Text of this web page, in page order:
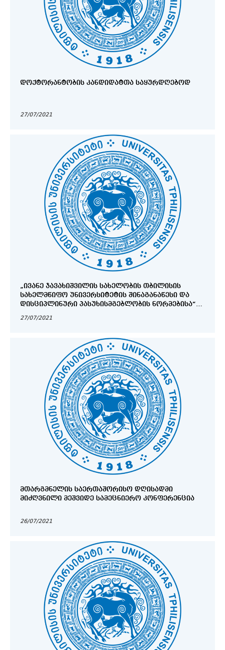
ᲓᲝᲥᲢᲝᲠᲐᲜᲢᲝᲑᲘᲡ ᲙᲐᲜᲓᲘᲓᲐᲢᲗᲐ ᲡᲐᲧᲣᲠᲓᲦᲔᲑᲝᲓ
27/07/2021
„ᲘᲕᲐᲜᲔ ᲯᲐᲕᲐᲮᲘᲨᲕᲘᲚᲘᲡ ᲡᲐᲮᲔᲚᲝᲑᲘᲡ ᲗᲑᲘᲚᲘᲡᲘᲡ
ᲡᲐᲮᲔᲚᲛᲬᲘᲤᲝ ᲣᲜᲘᲕᲔᲠᲡᲘᲢᲔᲢᲘᲡ ᲨᲘᲜᲐᲒᲐᲜᲐᲬᲔᲡᲘ ᲓᲐ
ᲓᲘᲡᲪᲘᲞᲚᲘᲜᲣᲠᲘ ᲞᲐᲡᲣᲮᲘᲡᲛᲒᲔᲑᲚᲝᲑᲘᲡ ᲜᲝᲠᲛᲔᲑᲘᲡᲐ“
ᲗᲑᲘᲚᲘᲡᲘᲡ ᲡᲐᲮᲔᲚᲛᲬᲘᲤᲝ ᲣᲜᲘᲕᲔᲠᲡᲘᲢᲔᲢᲘᲡ ᲔᲗᲘᲙᲘᲡ
27/07/2021
ᲛᲗᲐᲠᲒᲛᲜᲔᲚᲘᲡ ᲡᲐᲔᲠᲗᲐᲨᲝᲠᲘᲡᲝ ᲓᲦᲘᲡᲐᲓᲛᲘ
ᲛᲘᲫᲦᲕᲜᲘᲚᲘ ᲛᲔᲨᲕᲘᲓᲔ ᲡᲐᲛᲔᲪᲜᲘᲔᲠᲝ ᲙᲝᲜᲤᲔᲠᲔᲜᲪᲘᲐ
26/07/2021